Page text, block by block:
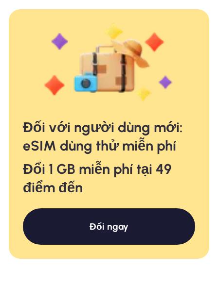
Đối với người dùng mới:
eSIM dùng thử miễn phí
Đổi 1 GB miễn phí tại 49
điểm đến
Đổi ngay